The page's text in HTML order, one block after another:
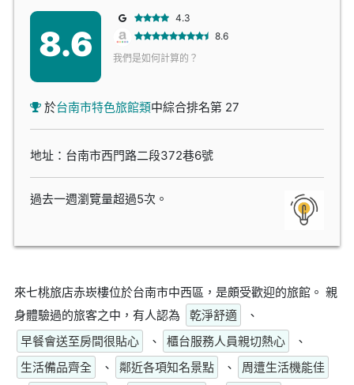
8.6
4.3
8.6
我們是如何計算的？
於台南市特色旅館類中綜合排名第 27
地址：台南市西門路二段372巷6號
過去一週瀏覽量超過5次。
來七桃旅店赤崁樓位於台南市中西區，是頗受歡迎的旅館。 親
身體驗過的旅客之中，有人認為
乾淨舒適
、
早餐會送至房間很貼心
、 櫃台服務人員親切熱心
、
生活備品齊全
、 鄰近各項知名景點 、
周遭生活機能佳